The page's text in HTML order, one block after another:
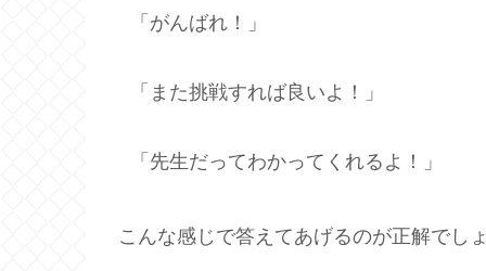
「がんばれ！」
「また挑戦すれば良いよ！」
「先生だってわかってくれるよ！」
こんな感じで答えてあげるのが正解でし